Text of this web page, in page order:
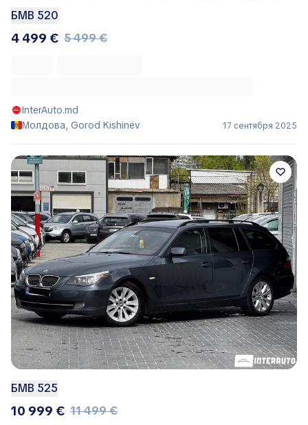
БМВ 520
4 499 € 5 499 €
InterAuto.md
Молдова, Gorod Kishinëv
17 сентября 2025
БМВ 525
10 999 € 11 499 €